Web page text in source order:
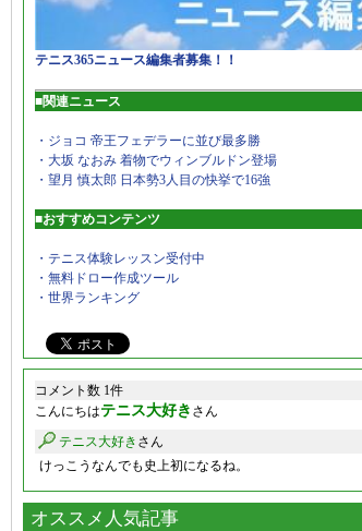
テニス365ニュース編集者募集！！
■関連ニュース
・ジョコ 帝王フェデラーに並び最多勝
・大坂 なおみ 着物でウィンブルドン登場
・望月 慎太郎 日本勢3人目の快挙で16強
■おすすめコンテンツ
・テニス体験レッスン受付中
・無料ドロー作成ツール
・世界ランキング
コメント数 1件
こんにちはテニス大好き さん
テニス大好き さん
けっこうなんでも史上初になるね。
オススメ人気記事